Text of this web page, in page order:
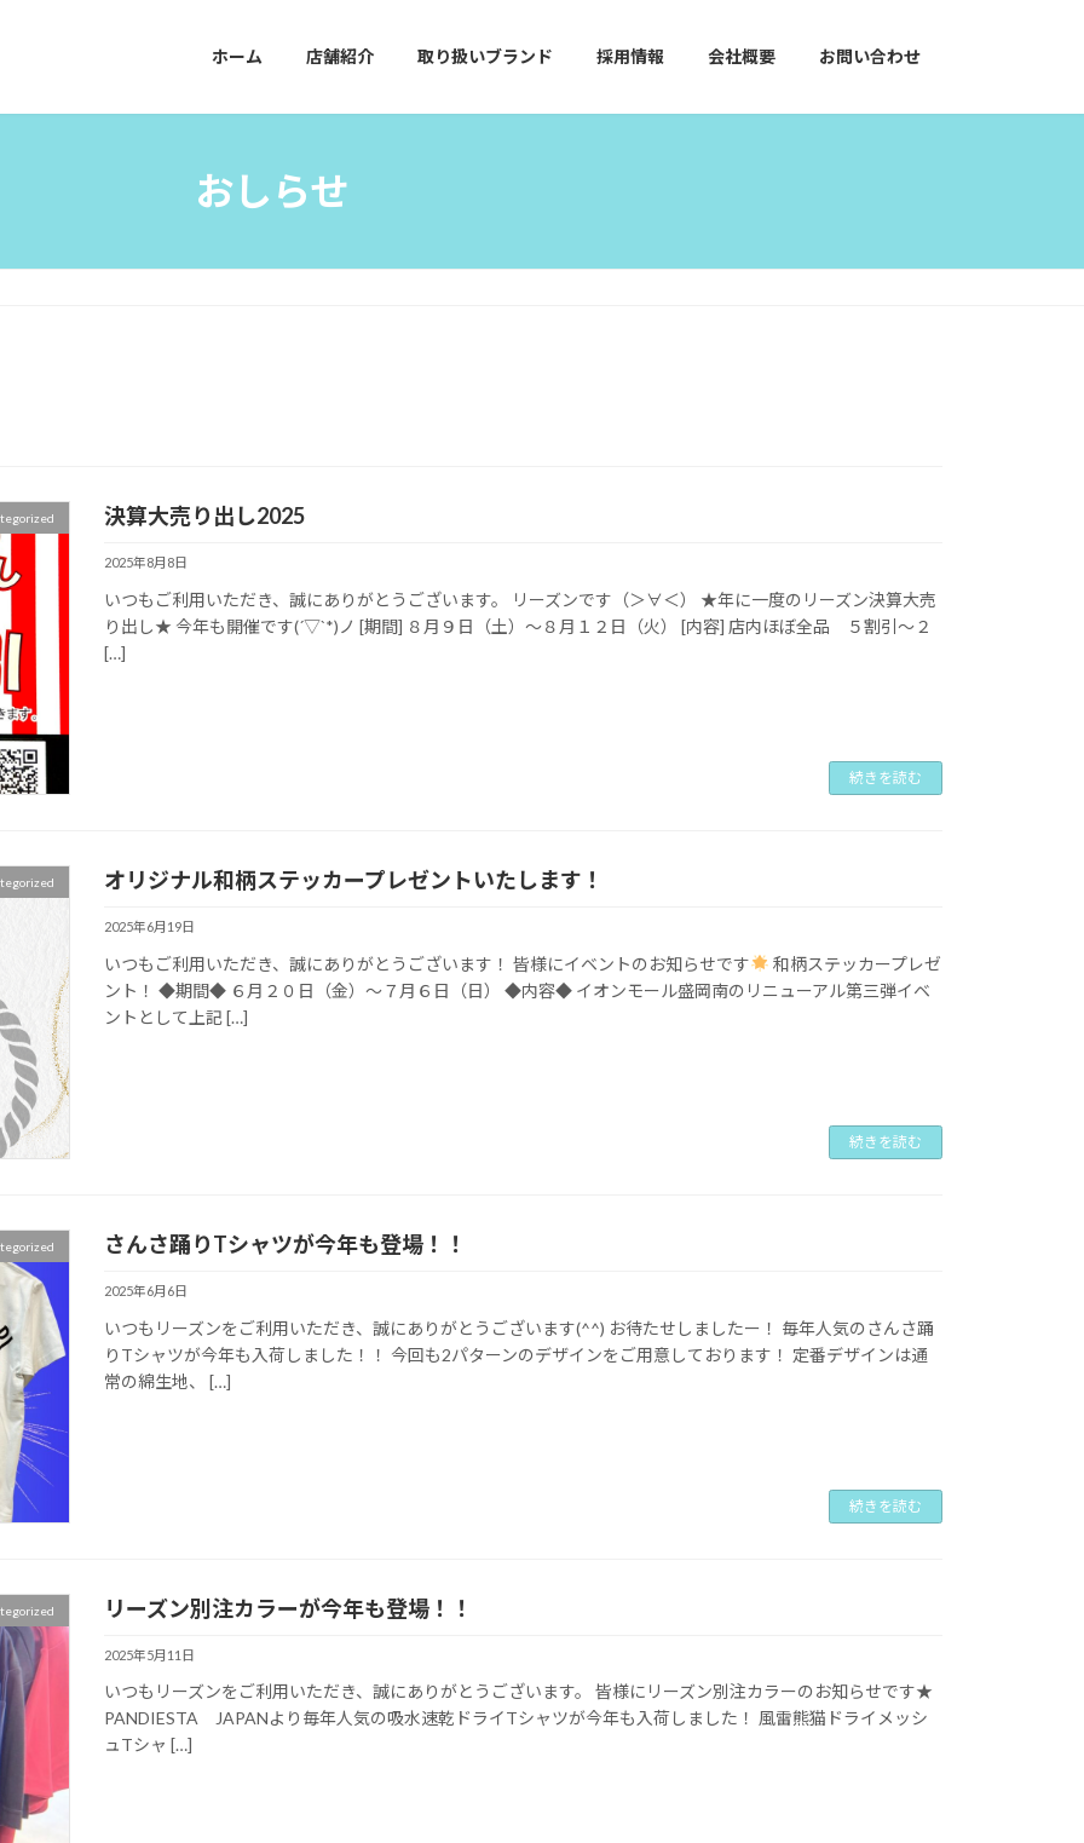
ホーム 店舗紹介 取り扱いブランド 採用情報 会社概要 お問い合わせ
おしらせ
決算大売り出し2025
2025年8月8日
いつもご利用いただき、誠にありがとうございます。 リーズンです（＞∀＜） ★年に一度のリーズン決算大売
り出し★ 今年も開催です(´▽`*)ノ [期間] ８月９日（土）～８月１２日（火） [内容] 店内ほぼ全品 ５割引～２
[…]
続きを読む
オリジナル和柄ステッカープレゼントいたします！
2025年6月19日
いつもご利用いただき、誠にありがとうございます！ 皆様にイベントのお知らせです
和柄ステッカープレゼ
ント！ ◆期間◆ ６月２０日（金）～７月６日（日） ◆内容◆ イオンモール盛岡南のリニューアル第三弾イベ
ントとして上記 […]
続きを読む
さんさ踊りTシャツが今年も登場！！
2025年6月6日
いつもリーズンをご利用いただき、誠にありがとうございます(^^) お待たせしましたー！ 毎年人気のさんさ踊
りTシャツが今年も入荷しました！！ 今回も2パターンのデザインをご用意しております！ 定番デザインは通
常の綿生地、 […]
続きを読む
リーズン別注カラーが今年も登場！！
2025年5月11日
いつもリーズンをご利用いただき、誠にありがとうございます。 皆様にリーズン別注カラーのお知らせです★
PANDIESTA JAPANより毎年人気の吸水速乾ドライTシャツが今年も入荷しました！ 風雷熊猫ドライメッシ
ュTシャ […]